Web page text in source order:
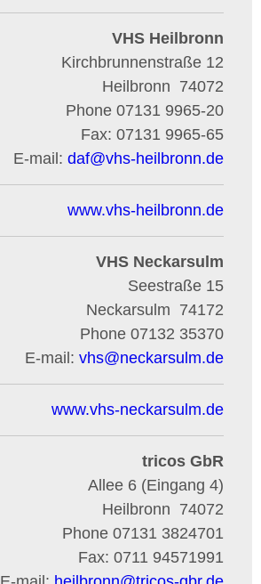
VHS Heilbronn
Kirchbrunnenstraße 12
74072
Heilbronn
Phone 07131 9965-20
Fax: 07131 9965-65
E-mail: daf@vhs-heilbronn.de
www.vhs-heilbronn.de
VHS Neckarsulm
Seestraße 15
74172
Neckarsulm
Phone 07132 35370
E-mail: vhs@neckarsulm.de
www.vhs-neckarsulm.de
tricos GbR
Allee 6 (Eingang 4)
74072
Heilbronn
Phone 07131 3824701
Fax: 0711 94571991